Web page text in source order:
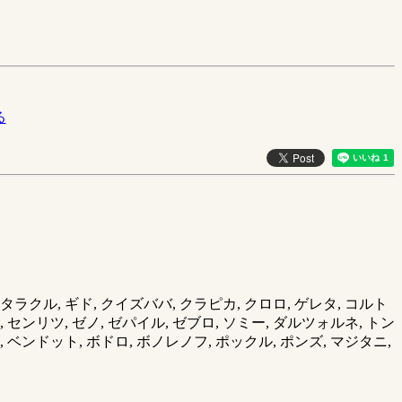
ラクル, ギド, クイズババ, クラピカ, クロロ, ゲレタ, コルト
ンリツ, ゼノ, ゼパイル, ゼブロ, ソミー, ダルツォルネ, トン
ンドット, ボドロ, ボノレノフ, ポックル, ポンズ, マジタニ,